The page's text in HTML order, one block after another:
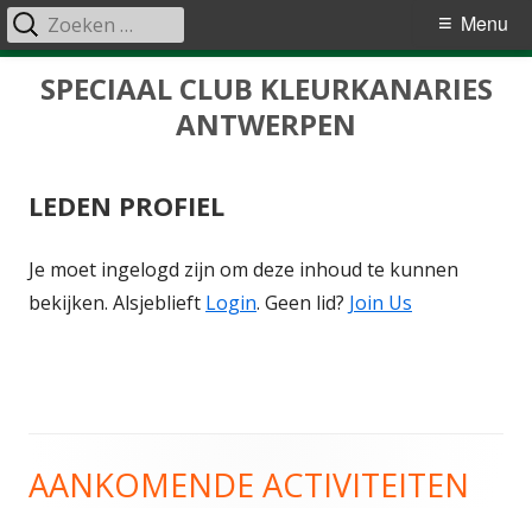
SPECIAAL CLUB KLEURKANARIES
ANTWERPEN
Primair
menu
Menu
Zoeken
naar:
LEDEN PROFIEL
Je moet ingelogd zijn om deze inhoud te kunnen
bekijken. Alsjeblieft Login. Geen lid? Join Us
Hoofd
AANKOMENDE ACTIVITEITEN